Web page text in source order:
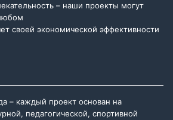
– наши проекты могут
своей экономической эффективности
– каждый проект основан на
педагогической, спортивной